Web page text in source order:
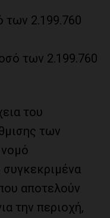
2.199.760
των 2.199.760
του
των
συγκεκριμένα
αποτελούν
την περιοχή,